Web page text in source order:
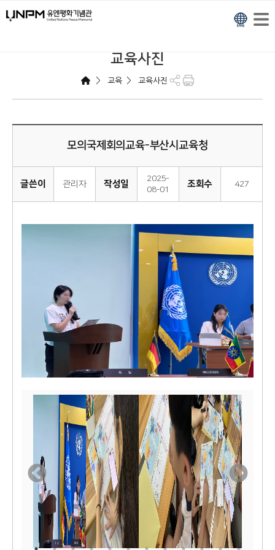
교육사진
> 교육> 교육사진
모의국제회의교육-부산시교육청
글쓴이 관리자 작성일
2025-
08-01
조회수 427